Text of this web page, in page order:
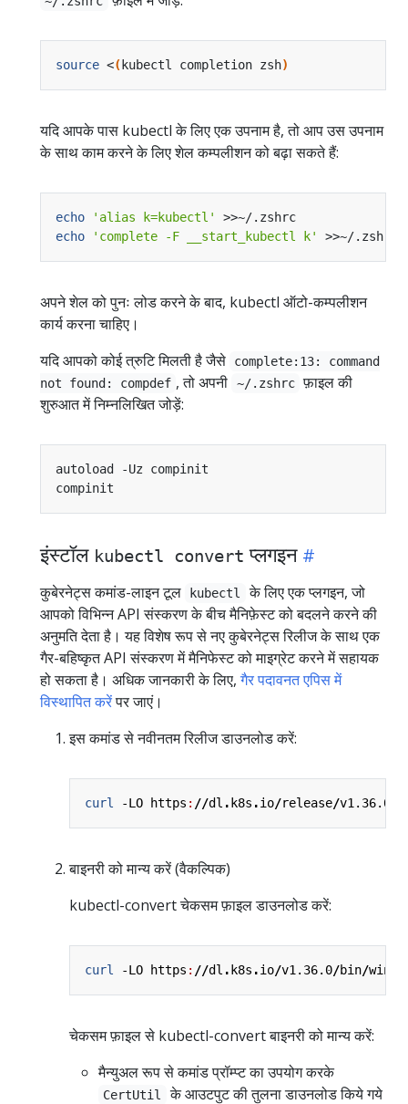
source <( kubectl completion zsh)
यदि आपके पास kubectl के लिए एक उपनाम है, तो आप उस उपनाम
के साथ काम करने के लिए शेल कम्पलीशन को बढ़ा सकते हैं:
echo 'alias k=kubectl'
echo
'complete -F __start_kubectl k'
अपने शेल को पुनः लोड करने के बाद, kubectl ऑटो-कम्पलीशन
कार्य करना चाहिए।
यदि आपको कोई त्रुटि मिलती है जैसे
complete:13: command
not found: compdef , तो अपनी ~/.zshrc फ़ाइल की
शुरुआत में निम्नलिखित जोड़ें:
इंस्टॉल kubectl convert प्लगइन
कुबेरनेट्स कमांड-लाइन टूल kubectl
के लिए एक प्लगइन, जो
आपको विभिन्न API संस्करण के बीच मैनिफ़ेस्ट को बदलने करने की
अनुमति देता है। यह विशेष रूप से नए कुबेरनेट्स रिलीज के साथ एक
गैर-बहिष्कृत API संस्करण में मैनिफेस्ट को माइग्रेट करने में सहायक
हो सकता है। अधिक जानकारी के लिए,गैर पदावनत एपिस में
विस्थापित करेंपर जाएं।
इस कमांड से नवीनतम रिलीज डाउनलोड करें:
curl -LO https : //dl . k8s .io/release/v1.36.0
बाइनरी को मान्य करें (वैकल्पिक)
kubectl-convert चेकसम फ़ाइल डाउनलोड करें:
curl -LO https : //dl . k8s .io/v1.36.0/bin/
चेकसम फ़ाइल से kubectl-convert बाइनरी को मान्य करें:
मैन्युअल रूप से कमांड प्रॉम्प्ट का उपयोग करके
CertUtil
के आउटपुट की तुलना डाउनलोड किये गये